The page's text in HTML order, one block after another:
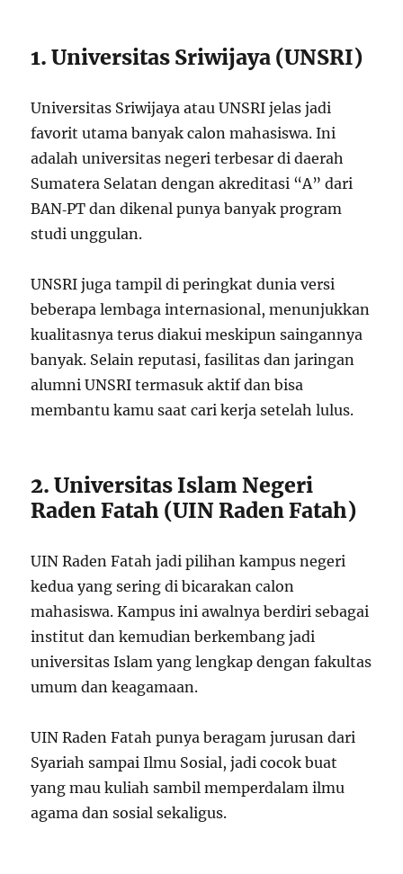
1. Universitas Sriwijaya (UNSRI)
Universitas Sriwijaya atau UNSRI jelas jadi
favorit utama banyak calon mahasiswa. Ini
adalah universitas negeri terbesar di daerah
Sumatera Selatan dengan akreditasi “A” dari
BAN‑PT dan dikenal punya banyak program
studi unggulan.
UNSRI juga tampil di peringkat dunia versi
beberapa lembaga internasional, menunjukkan
kualitasnya terus diakui meskipun saingannya
banyak. Selain reputasi, fasilitas dan jaringan
alumni UNSRI termasuk aktif dan bisa
membantu kamu saat cari kerja setelah lulus.
2. Universitas Islam Negeri
Raden Fatah (UIN Raden Fatah)
UIN Raden Fatah jadi pilihan kampus negeri
kedua yang sering di bicarakan calon
mahasiswa. Kampus ini awalnya berdiri sebagai
institut dan kemudian berkembang jadi
universitas Islam yang lengkap dengan fakultas
umum dan keagamaan.
UIN Raden Fatah punya beragam jurusan dari
Syariah sampai Ilmu Sosial, jadi cocok buat
yang mau kuliah sambil memperdalam ilmu
agama dan sosial sekaligus.